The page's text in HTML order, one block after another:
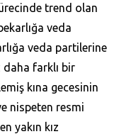
trend olan
veda
veda partilerine
daha farklı bir
kına gecesinin
nispeten resmi
yakın kız